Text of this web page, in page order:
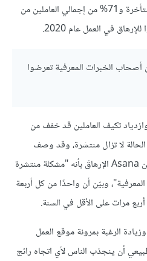
عالميًا اضطروا للعمل في أوقات متأخرة و71% من إجمالي العاملين من
في العمل عام 2020.
من أصحاب الخبرات المعرفية تعرضوا
تكيف العاملين قد خفف من
الحالة لا تزال منتشرة، وقد وصف
مؤشر تشريح العمل لعام 2022 من Asana الإرهاقَ بأنه "مشكلة منتشرة
وبيّن أن واحدًا من كل أربعة
أربع مرات على الأقل في السنة.
الرغبة بمرونة موقع العمل
أن ينجذب الناس لأي اتجاه رائج